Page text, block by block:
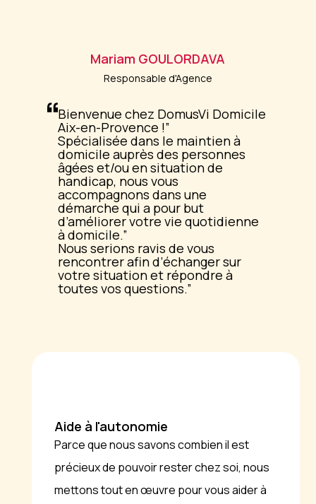
Mariam GOULORDAVA
Responsable d'Agence
Bienvenue chez DomusVi Domicile
Aix-en-Provence !
Spécialisée dans le maintien à
domicile auprès des personnes
âgées et/ou en situation de
handicap, nous vous
accompagnons dans une
démarche qui a pour but
d’améliorer votre vie quotidienne
à domicile.
Nous serions ravis de vous
rencontrer afin d’échanger sur
votre situation et répondre à
toutes vos questions.
Aide à l'autonomie
Parce que nous savons combien il est
précieux de pouvoir rester chez soi, nous
mettons tout en œuvre pour vous aider à